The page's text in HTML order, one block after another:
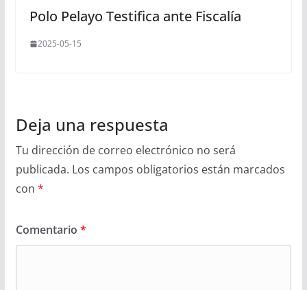
Polo Pelayo Testifica ante Fiscalía
2025-05-15
Deja una respuesta
Tu dirección de correo electrónico no será
publicada. Los campos obligatorios están marcados
con *
Comentario *